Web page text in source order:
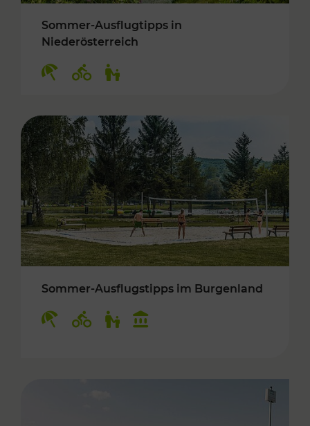
Sommer-Ausflugtipps in
Niederösterreich
Sommer-Ausflugstipps im Burgenland